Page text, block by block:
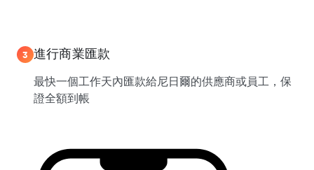
3 進行商業匯款
最快一個工作天內匯款給尼日爾的供應商或員工，保
證全額到帳